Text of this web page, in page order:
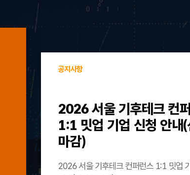
공지사항
2026 서울 기후테크 컨
1:1 밋업 기업 신청 안내
마감)
2026 서울 기후테크 컨퍼런스 1:1 밋업